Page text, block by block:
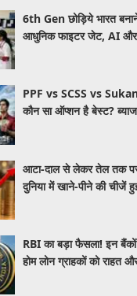
6th Gen छोड़िये भारत बनाने
आधुनिक फाइटर जेट, AI और
PPF vs SCSS vs
कौन सा ऑप्शन है बेस्ट?
आटा-दाल से लेकर तेल तक
दुनिया में खाने-पीने की चीजें
RBI का बड़ा फैसला! इन
होम लोन ग्राहकों को राहत